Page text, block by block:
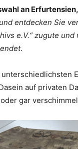
an Erfurtensien,
entdecken Sie
e.V.“ zugute
.
auf privaten
gar